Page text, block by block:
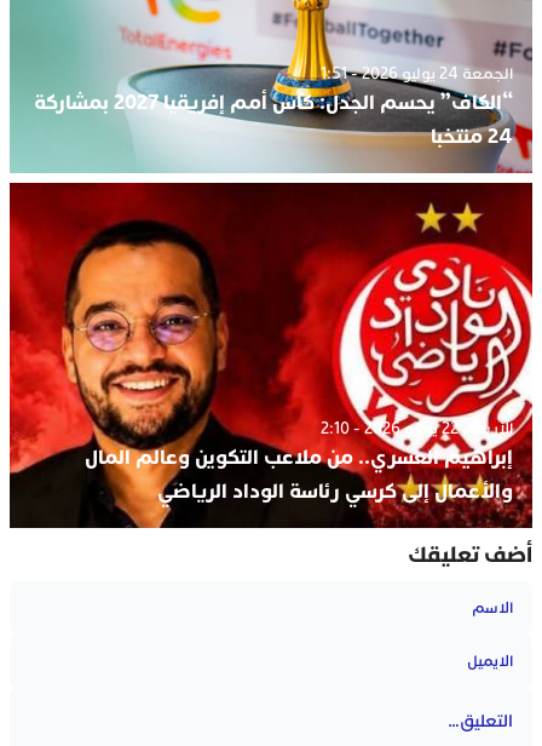
الجمعة 24 يوليو 2026 - 1:51
“الكاف” يحسم الجدل: كأس أمم إفريقيا 2027 بمشاركة
24 منتخبا
الأربعاء 22 يوليو 2026 - 2:10
إبراهيم العسري.. من ملاعب التكوين وعالم المال
والأعمال إلى كرسي رئاسة الوداد الرياضي
أضف تعليقك